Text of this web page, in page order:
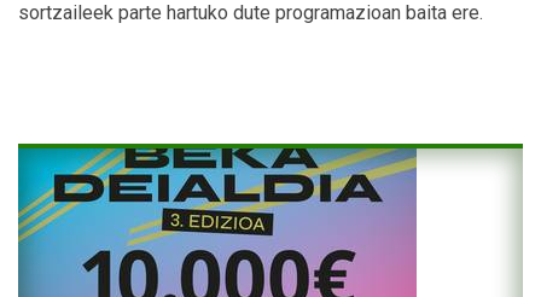
sortzaileek parte hartuko dute programazioan baita ere.